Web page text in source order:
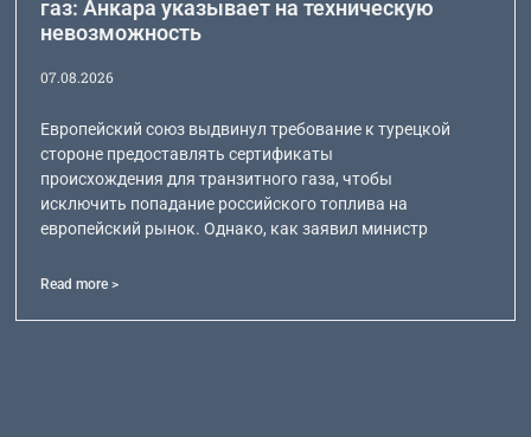
газ: Анкара указывает на техническую
невозможность
07.08.2026
Европейский союз выдвинул требование к турецкой
стороне предоставлять сертификаты
происхождения для транзитного газа, чтобы
исключить попадание российского топлива на
европейский рынок. Однако, как заявил министр
Read more >